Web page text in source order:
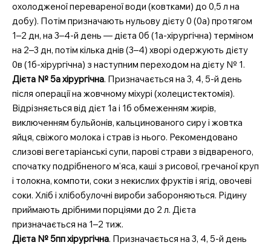
охолодженої перевареної води (ковтками) до 0,5 л на
добу). Потім призначають нульову дієту 0 (0а) протягом
1–2 дн, на 3–4-й день — дієта 0б (1а-хірургічна) терміном
на 2–3 дн, потім кілька днів (3–4) хворі одержують дієту
0в (1б-хірургічна) з наступним переходом на дієту № 1.
Дієта № 5а хірургічна. Призначається на 3, 4, 5-й день
після операції на жовчному міхурі (холецистектомія).
Відрізняється від дієт 1а і 1б обмеженням жирів,
виключенням бульйонів, кальцинованого сиру і жовтка
яйця, свіжого молока і страв із нього. Рекомендовано
слизові вегетаріанські супи, парові страви з відвареного,
спочатку подрібненого м’яса, каші з рисової, гречаної круп
і толокна, компоти, соки з некислих фруктів і ягід, овочеві
соки. Хліб і хлібобулочні вироби забороняються. Рідину
приймають дрібними порціями до 2 л. Дієта
призначається на 1–2 тиж.
Дієта № 5пп хірургічна. Призначається на 3, 4, 5-й день